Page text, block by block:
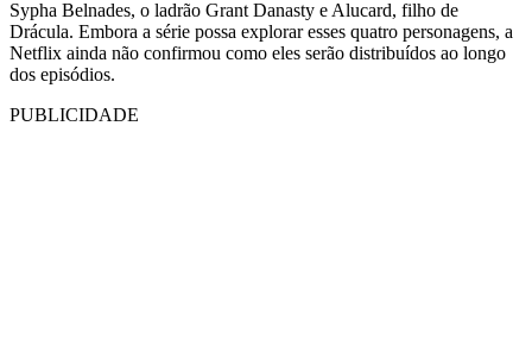
Sypha Belnades, o ladrão Grant Danasty e Alucard, filho de
Drácula. Embora a série possa explorar esses quatro personagens, a
Netflix ainda não confirmou como eles serão distribuídos ao longo
dos episódios.
PUBLICIDADE